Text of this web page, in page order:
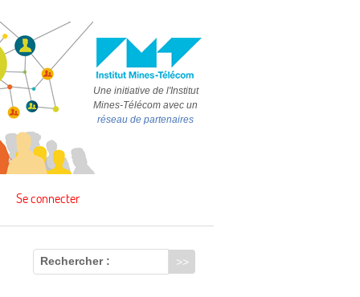
Une initiative de l'Institut
Mines-Télécom avec un
réseau de partenaires
Se connecter
Rechercher :